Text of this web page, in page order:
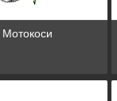
Мотокоси